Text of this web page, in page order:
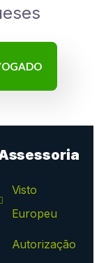
Visto
Europeu
Autorização